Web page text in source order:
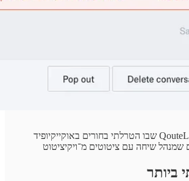
פרויקט צד QouteLove שבו הטרלתי בחורים באוקייקיופיד
שמנהל שיחה עם ציטוטים מ־ויקיציטוט
ביותר